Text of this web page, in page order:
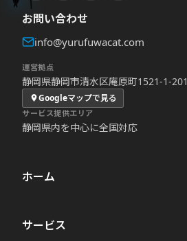
お問い合わせ
info@yurufuwacat.com
運営拠点
静岡県静岡市清水区庵原町1521-1-201
Googleマップで見る
サービス提供エリア
静岡県内を中心に全国対応
ホーム
サービス